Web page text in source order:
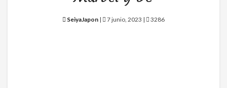
SeiyaJapon | 7 junio, 2023 | 3286